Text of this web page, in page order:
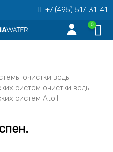
+7 (495) 517-31-41
0
очистки воды
систем очистки воды
систем Atoll